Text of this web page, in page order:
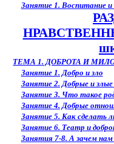
Занятие 1. Воспитание и
ТЕМА 1. ДОБРОТА И
Занятие 1. Добро и зло
Занятие 2. Добрые и
Занятие 3. Что такое
Занятие 4. Добрые
Занятие 5. Как сделать
Занятие 6. Театр и
Занятия 7-8. А зачем